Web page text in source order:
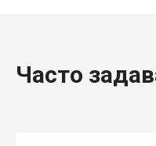
Часто